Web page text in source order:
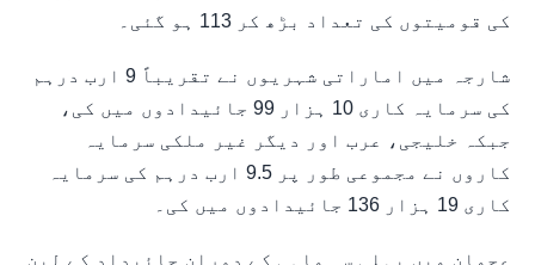
کی قومیتوں کی تعداد بڑھ کر 113 ہو گئی۔
شارجہ میں اماراتی شہریوں نے تقریباً 9 ارب درہم
کی سرمایہ کاری 10 ہزار 99 جائیدادوں میں کی،
جبکہ خلیجی، عرب اور دیگر غیر ملکی سرمایہ
کاروں نے مجموعی طور پر 9.5 ارب درہم کی سرمایہ
کاری 19 ہزار 136 جائیدادوں میں کی۔
عجمان میں پہلی سہ ماہی کے دوران جائیداد کے لین